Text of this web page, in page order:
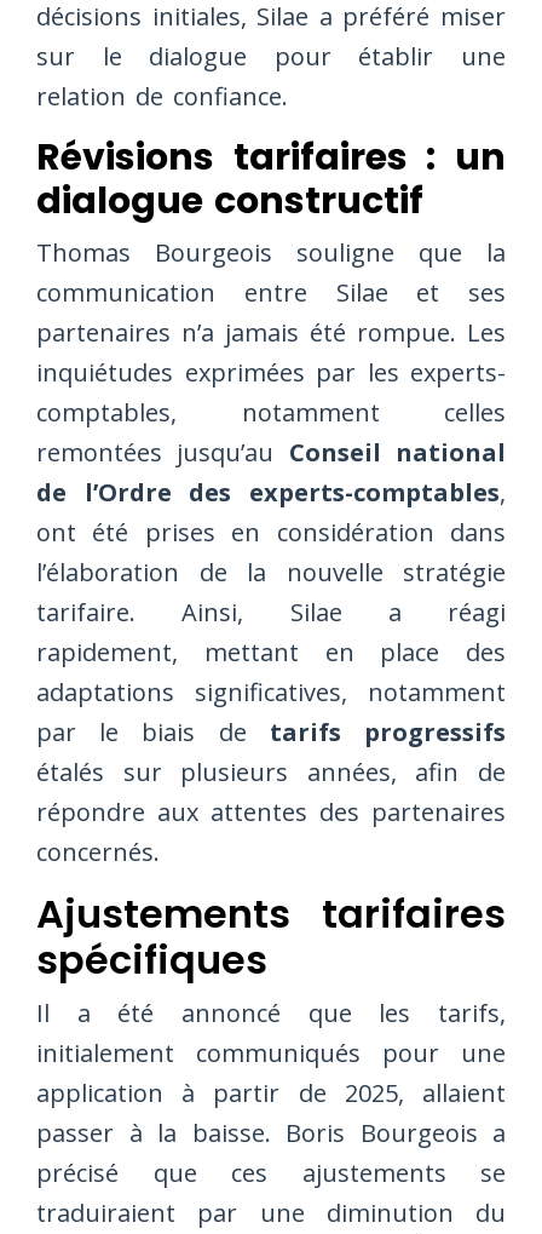
décisions initiales, Silae a préféré miser
sur le dialogue pour établir une
relation de confiance.
Révisions tarifaires : un
dialogue constructif
Thomas Bourgeois souligne que la
communication entre Silae et ses
partenaires n’a jamais été rompue. Les
inquiétudes exprimées par les experts-
comptables, notamment celles
remontées jusqu’au Conseil national
de l’Ordre des experts-comptables,
ont été prises en considération dans
l’élaboration de la nouvelle stratégie
tarifaire. Ainsi, Silae a réagi
rapidement, mettant en place des
adaptations significatives, notamment
par le biais de tarifs progressifs
étalés sur plusieurs années, afin de
répondre aux attentes des partenaires
concernés.
Ajustements tarifaires
spécifiques
Il a été annoncé que les tarifs,
initialement communiqués pour une
application à partir de 2025, allaient
passer à la baisse. Boris Bourgeois a
précisé que ces ajustements se
traduiraient par une diminution du